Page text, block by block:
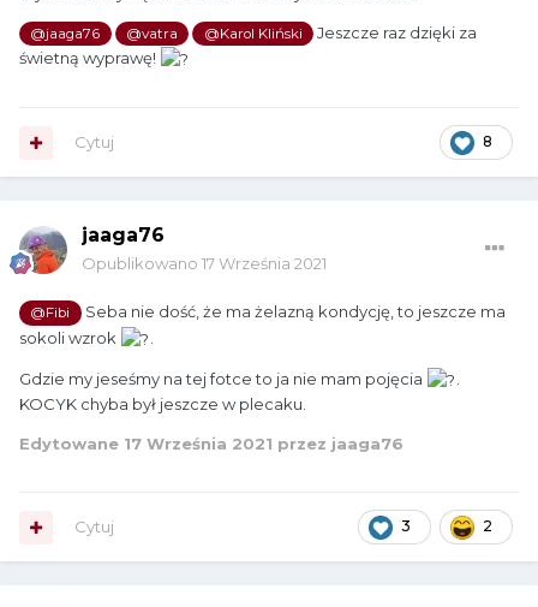
@jaaga76 @vatra @Karol Kliński
Jeszcze raz dzięki za
świetną wyprawę!
8
Cytuj
jaaga76
Opublikowano 17 Września 2021
@Fibi
Seba nie dość, że ma żelazną kondycję, to jeszcze ma
sokoli wzrok
Gdzie my jeseśmy na tej fotce to ja nie mam pojęcia
KOCYK chyba był jeszcze w plecaku.
Edytowane 17 Września 2021 przez jaaga76
3 2
Cytuj